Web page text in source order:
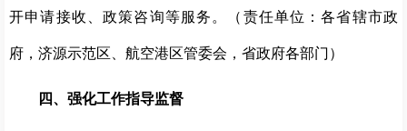
开申请接收、政策咨询等服务。（责任单位：各省辖市政
府，济源示范区、航空港区管委会，省政府各部门）
四、强化工作指导监督